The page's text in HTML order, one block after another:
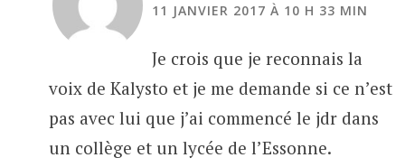
11 JANVIER 2017 À 10 H 33 MIN
Je crois que je reconnais la
voix de Kalysto et je me demande si ce n’est
pas avec lui que j’ai commencé le jdr dans
un collège et un lycée de l’Essonne.